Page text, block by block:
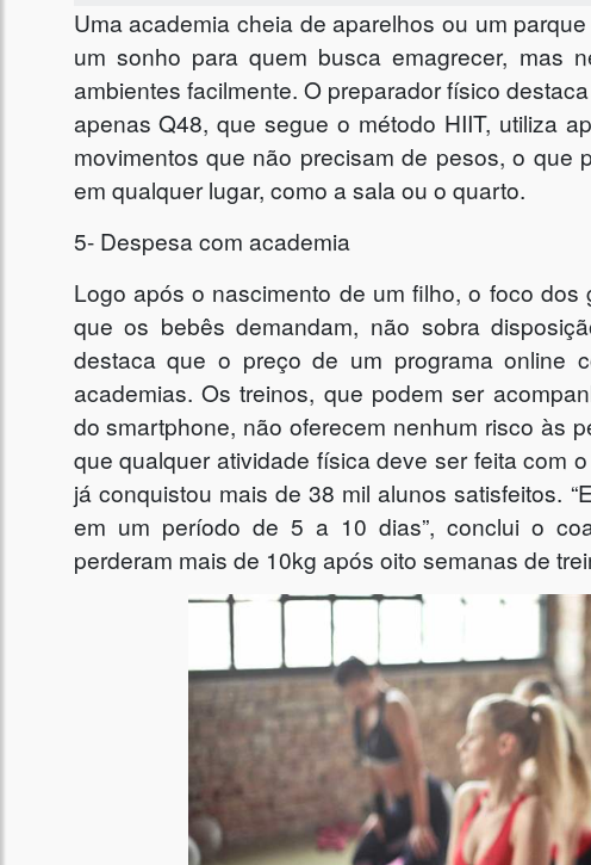
Uma academia cheia de aparelhos ou um
um sonho para quem busca emagrecer, mas
ambientes facilmente. O preparador físico
apenas Q48, que segue o método HIIT, utiliza
movimentos que não precisam de pesos, o que
em qualquer lugar, como a sala ou o quarto.
5- Despesa com academia
Logo após o nascimento de um filho, o foco
que os bebês demandam, não sobra
destaca que o preço de um programa online
academias. Os treinos, que podem ser
do smartphone, não oferecem nenhum risco às
que qualquer atividade física deve ser feita com
já conquistou mais de 38 mil alunos satisfeitos.
em um período de 5 a 10 dias”, conclui o
perderam mais de 10kg após oito semanas de